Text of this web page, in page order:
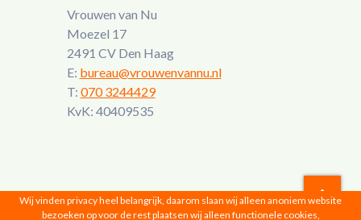
Vrouwen van Nu
Moezel 17
2491 CV Den Haag
E: bureau@vrouwenvannu.nl
T: 070 3244429
KvK: 40409535
Wij vinden privacy heel belangrijk, daarom slaan wij alleen anoniem website
bezoeken op voor de rest plaatsen wij alleen functionele cookies,